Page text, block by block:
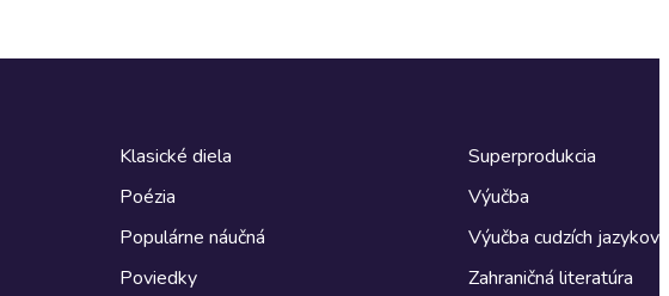
Klasické diela
Poézia
Populárne náučná
Poviedky
Superprodukcia
Výučba
Výučba cudzích jazykov
Zahraničná literatúra